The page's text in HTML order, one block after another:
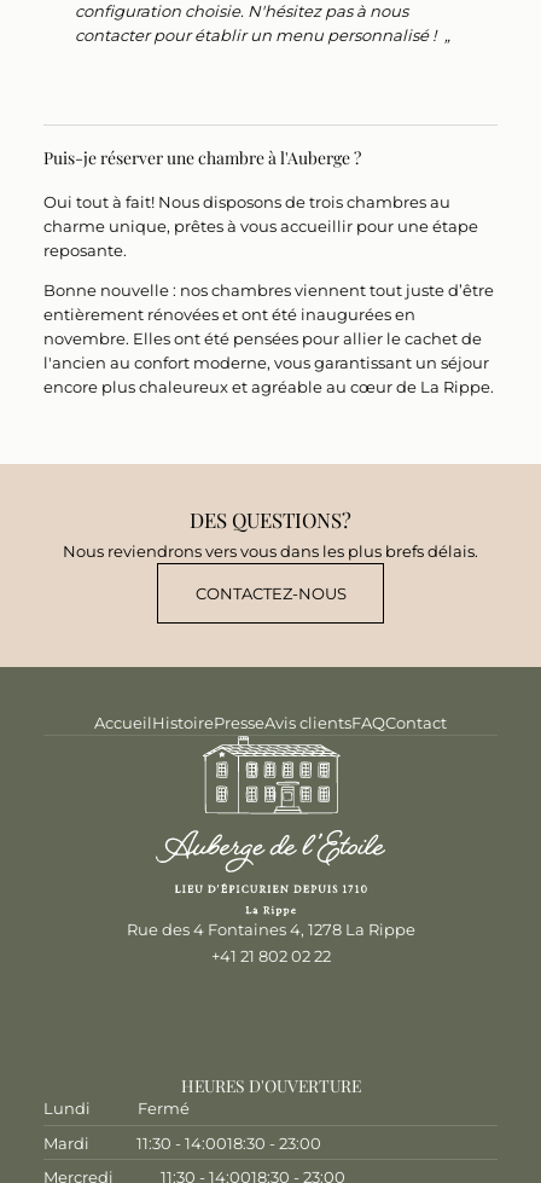
configuration choisie. N'hésitez pas à nous
contacter pour établir un menu personnalisé !
Puis-je réserver une chambre à l'Auberge ?
Oui tout à fait! Nous disposons detrois chambresau
charme unique, prêtes à vous accueillir pour une étape
reposante.
Bonne nouvelle : nos chambres viennent tout juste d’être
entièrement rénovées et ont été inaugurées en
novembre. Elles ont été pensées pour allier le cachet de
l'ancien au confort moderne, vous garantissant un séjour
encore plus chaleureux et agréable au cœur de La Rippe.
DES QUESTIONS?
Nous reviendrons vers vous dans les plus brefs délais.
CONTACTEZ-NOUS
AccueilHistoirePresseAvis clientsFAQContact
Rue des 4 Fontaines 4, 1278 La Rippe
+41 21 802 02 22
HEURES D'OUVERTURE
Lundi
Fermé
Mardi
11:30 - 14:0018:30 - 23:00
Mercredi
11:30 - 14:0018:30 - 23:00